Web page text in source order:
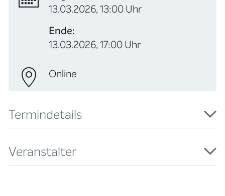
13.03.2026, 13:00 Uhr
Ende:
13.03.2026, 17:00 Uhr
Online
Termindetails
Veranstalter